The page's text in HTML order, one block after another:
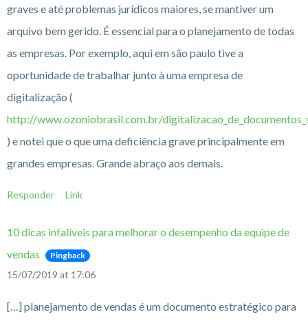
graves e até problemas jurídicos maiores, se mantiver um
arquivo bem gerido. É essencial para o planejamento de todas
as empresas. Por exemplo, aqui em são paulo tive a
oportunidade de trabalhar junto à uma empresa de
digitalização (
http://www.ozoniobrasil.com.br/
) e notei que o que uma deficiência grave principalmente em
grandes empresas. Grande abraço aos demais.
Responder Link
10 dicas infalíveis para melhorar o desempenho da equipe de
vendas
Pingback
15/07/2019 at 17:06
[…] planejamento de vendas é um documento estratégico para